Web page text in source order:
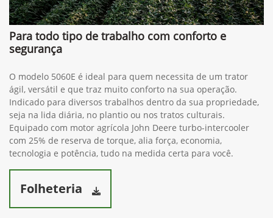
Para todo tipo de trabalho com conforto e
segurança
O modelo 5060E é ideal para quem necessita de um trator
ágil, versátil e que traz muito conforto na sua operação.
Indicado para diversos trabalhos dentro da sua propriedade,
seja na lida diária, no plantio ou nos tratos culturais.
Equipado com motor agrícola John Deere turbo-intercooler
com 25% de reserva de torque, alia força, economia,
tecnologia e potência, tudo na medida certa para você.
Folheteria